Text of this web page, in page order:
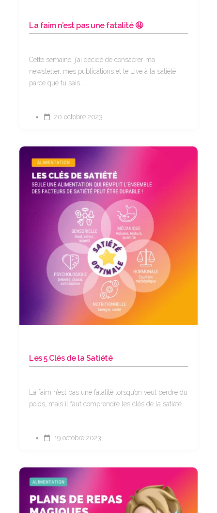
La faim n’est pas une fatalité 🤤
Cette semaine, j’ai décidé de consacrer ma
newsletter, mes publications et le Live à la satiété
parce que tu sais...
20 octobre 2023
Les 5 Clés de la Satiété
La faim n’est pas une fatalité lorsqu’on veut perdre du
poids, mais il faut comprendre les clés de la satiété.
19 octobre 2023